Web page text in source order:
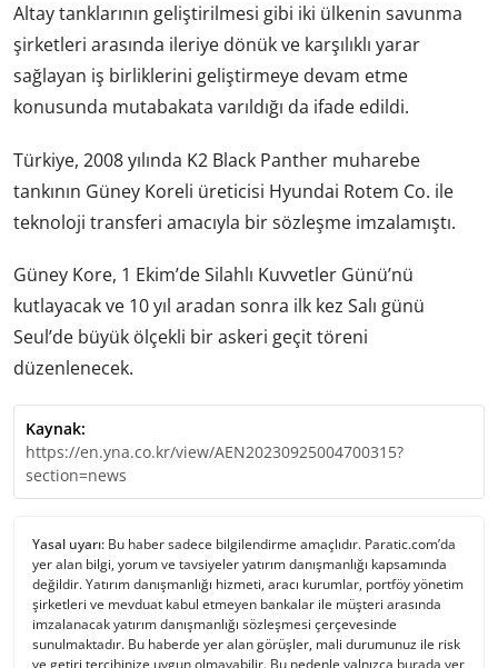
Altay tanklarının geliştirilmesi gibi iki ülkenin savunma
şirketleri arasında ileriye dönük ve karşılıklı yarar
sağlayan iş birliklerini geliştirmeye devam etme
konusunda mutabakata varıldığı da ifade edildi.
Türkiye, 2008 yılında K2 Black Panther muharebe
tankının Güney Koreli üreticisi Hyundai Rotem Co. ile
teknoloji transferi amacıyla bir sözleşme imzalamıştı.
Güney Kore, 1 Ekim’de Silahlı Kuvvetler Günü’nü
kutlayacak ve 10 yıl aradan sonra ilk kez Salı günü
Seul’de büyük ölçekli bir askeri geçit töreni
düzenlenecek.
Kaynak:
https://en.yna.co.kr/view/AEN20230925004700315?
section=news
Yasal uyarı: Bu haber sadece bilgilendirme amaçlıdır. Paratic.com’da
yer alan bilgi, yorum ve tavsiyeler yatırım danışmanlığı kapsamında
değildir. Yatırım danışmanlığı hizmeti, aracı kurumlar, portföy yönetim
şirketleri ve mevduat kabul etmeyen bankalar ile müşteri arasında
imzalanacak yatırım danışmanlığı sözleşmesi çerçevesinde
sunulmaktadır. Bu haberde yer alan görüşler, mali durumunuz ile risk
ve getiri tercihinize uygun olmayabilir. Bu nedenle yalnızca burada yer